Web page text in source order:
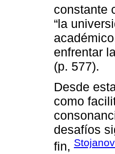
constante
“la
enfrentar
(p. 577).
Desde
como
desafíos
fin,